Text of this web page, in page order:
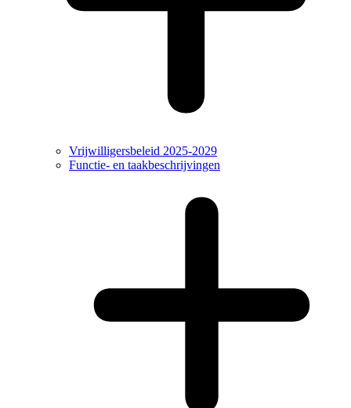
Vrijwilligersbeleid 2025-2029
Functie- en taakbeschrijvingen